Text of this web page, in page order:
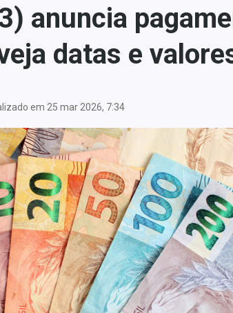
anuncia
datas e
em 25 mar 2026, 7:34